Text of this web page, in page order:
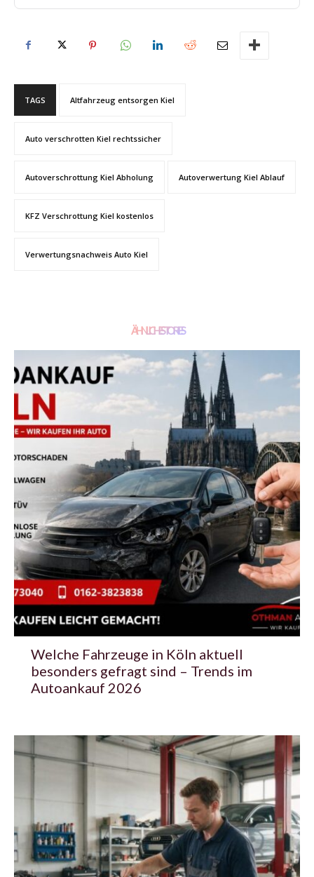
TAGS Altfahrzeug entsorgen Kiel
Auto verschrotten Kiel rechtssicher
Autoverschrottung Kiel Abholung Autoverwertung Kiel Ablauf
KFZ Verschrottung Kiel kostenlos
Verwertungsnachweis Auto Kiel
ÄHNLICHE STORIES
Welche Fahrzeuge in Köln aktuell
besonders gefragt sind – Trends im
Autoankauf 2026